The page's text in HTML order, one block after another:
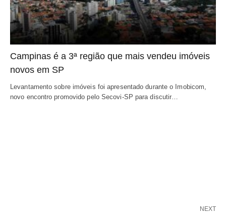
Campinas é a 3ª região que mais vendeu imóveis
novos em SP
Levantamento sobre imóveis foi apresentado durante o Imobicom,
novo encontro promovido pelo Secovi-SP para discutir…
NEXT